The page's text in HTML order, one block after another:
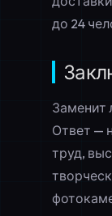
до 24
Заменит
Ответ —
труд,